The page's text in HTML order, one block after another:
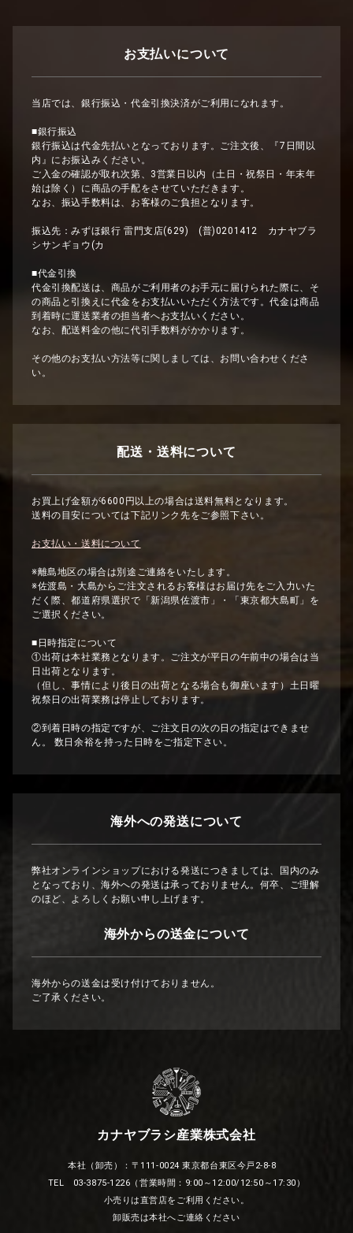
お支払いについて
当店では、銀行振込・代金引換決済がご利用になれます。
■銀行振込
銀行振込は代金先払いとなっております。ご注文後、『7日間以
内』にお振込みください。
ご入金の確認が取れ次第、3営業日以内（土日・祝祭日・年末年
始は除く）に商品の手配をさせていただきます。
なお、振込手数料は、お客様のご負担となります。
振込先：みずほ銀行 雷門支店(629) (普)0201412 カナヤブラ
シサンギョウ(カ
■代金引換
代金引換配送は、商品がご利用者のお手元に届けられた際に、そ
の商品と引換えに代金をお支払いいただく方法です。代金は商品
到着時に運送業者の担当者へお支払いください。
なお、配送料金の他に代引手数料がかかります。
その他のお支払い方法等に関しましては、お問い合わせくださ
い。
配送・送料について
お買上げ金額が6600円以上の場合は送料無料となります。
送料の目安については下記リンク先をご参照下さい。
お支払い・送料について
※離島地区の場合は別途ご連絡をいたします。
※佐渡島・大島からご注文されるお客様はお届け先をご入力いた
だく際、都道府県選択で「新潟県佐渡市」・「東京都大島町」を
ご選択ください。
■日時指定について
①出荷は本社業務となります。ご注文が平日の午前中の場合は当
日出荷となります。
（但し、事情により後日の出荷となる場合も御座います）土日曜
祝祭日の出荷業務は停止しております。
②到着日時の指定ですが、ご注文日の次の日の指定はできませ
ん。 数日余裕を持った日時をご指定下さい。
海外への発送について
弊社オンラインショップにおける発送につきましては、国内のみ
となっており、海外への発送は承っておりません。何卒、ご理解
のほど、よろしくお願い申し上げます。
海外からの送金について
海外からの送金は受け付けておりません。
ご了承ください。
カナヤブラシ産業株式会社
本社（卸売）：〒111-0024 東京都台東区今戸2-8-8
TEL 03-3875-1226（営業時間：9:00～12:00/12:50～17:30）
小売りは直営店をご利用ください。
卸販売は本社へご連絡ください